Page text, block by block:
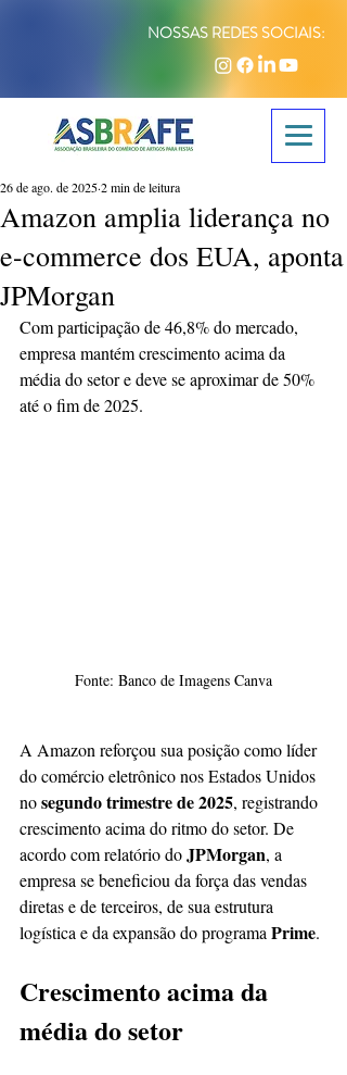
NOSSAS REDES SOCIAIS:
Amazon amplia liderança no
e-commerce dos EUA, aponta
JPMorgan
26 de ago. de 20252 min de leitura
Com participação de 46,8% do mercado,
empresa mantém crescimento acima da
média do setor e deve se aproximar de 50%
até o fim de 2025.
Fonte: Banco de Imagens Canva
A Amazon reforçou sua posição como líder
do comércio eletrônico nos Estados Unidos
no segundo trimestre de 2025, registrando
crescimento acima do ritmo do setor. De
acordo com relatório do JPMorgan, a
empresa se beneficiou da força das vendas
diretas e de terceiros, de sua estrutura
logística e da expansão do programa Prime.
Crescimento acima da
média do setor